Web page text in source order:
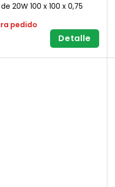
20W 100 x 100 x 0,75
pedido
Detalle